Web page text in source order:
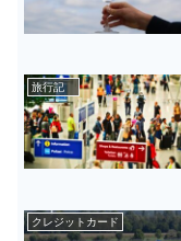
旅行記
クレジットカード